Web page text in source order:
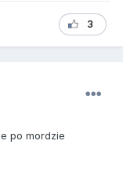
3
po mordzie